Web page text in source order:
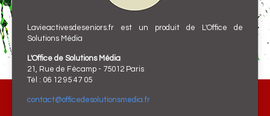
Lavieactivesdeseniors.fr est un produit de L'Office de
Solutions Média
L'Office de Solutions Média
21, Rue de Fécamp - 75012 Paris
Tél : 06 12 95 47 05
contact@officedesolutionsmedia.fr